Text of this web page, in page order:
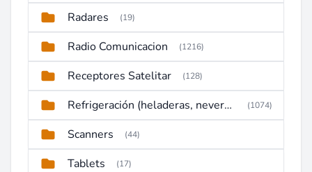
Radares (19)
Radio Comunicacion (1216)
Receptores Satelitar (128)
Refrigeración (heladeras, neveras, congeladores) (1074)
Scanners (44)
Tablets (17)